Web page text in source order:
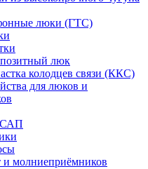
люки (ГТС)
люк
колодцев связи (ККС)
для люков и
и молниеприёмников